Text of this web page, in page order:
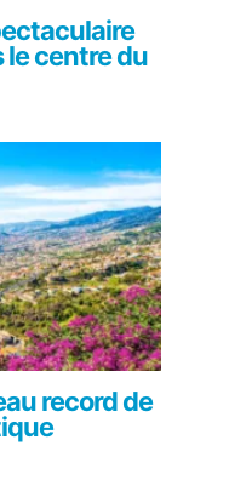
le centre du
record de